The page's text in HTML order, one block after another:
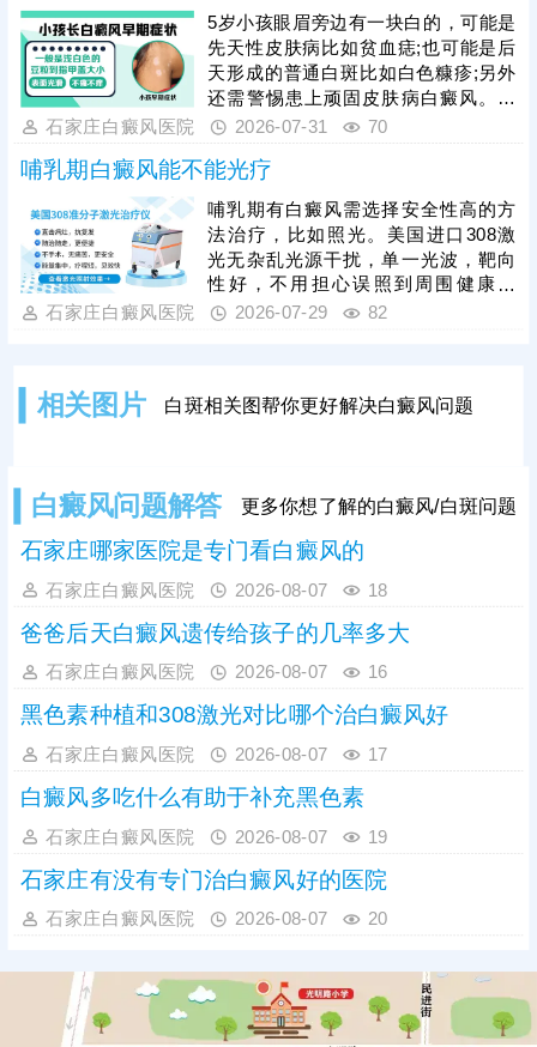
键，家长不可随意停药、换药。同
时，日常护理尤为重要，需做好孩子
的皮肤防晒、保湿，均衡饮食、规律
作息，规避外伤、暴晒等诱发因素，
辅助病情恢复，降低复发概率。
5岁小孩眼眉旁边有一块白的，可能是
先天性皮肤病比如贫血痣;也可能是后
天形成的普通白斑比如白色糠疹;另外
还需警惕患上顽固皮肤病白癜风。白
斑病种类多，建议家长带孩子前往正
真身。确诊后进行针对性治疗，一人
一方，争取早日控制病情，防止病症
加重，危害身心健康。
石家庄白癜风医院 2026-07-31 70
哺乳期白癜风能不能光疗
哺乳期有白癜风需选择安全性高的方
法治疗，比如照光。美国进口308激
光无杂乱光源干扰，单一光波，靶向
性好，不用担心误照到周围健康皮
肤，突破了治疗人群和部位限制。照
以搭配对症药物进行综合治疗，双管
石家庄白癜风医院 2026-07-29 82
相关图片 白斑相关图帮你更好解决白癜风问题
白癜风问题解答 更多你想了解的白癜风/白斑问题
石家庄哪家医院是专门看白癜风的
石家庄白癜风医院 2026-08-07 18
爸爸后天白癜风遗传给孩子的几率多大
石家庄白癜风医院 2026-08-07 16
黑色素种植和308激光对比哪个治白癜风好
石家庄白癜风医院 2026-08-07 17
白癜风多吃什么有助于补充黑色素
石家庄白癜风医院 2026-08-07 19
石家庄有没有专门治白癜风好的医院
石家庄白癜风医院 2026-08-07 20